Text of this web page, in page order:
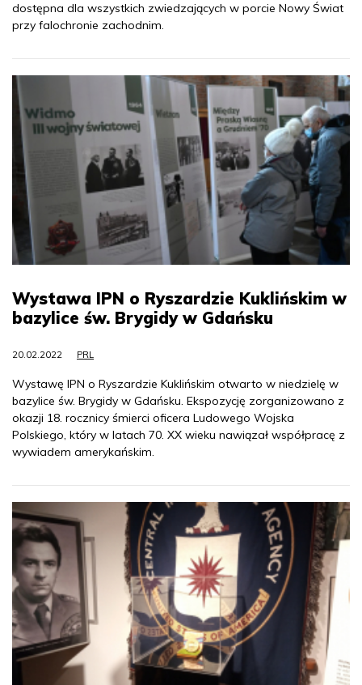
dostępna dla wszystkich zwiedzających w porcie Nowy Świat
przy falochronie zachodnim.
Wystawa IPN o Ryszardzie Kuklińskim w
bazylice św. Brygidy w Gdańsku
20.02.2022 PRL
Wystawę IPN o Ryszardzie Kuklińskim otwarto w niedzielę w
bazylice św. Brygidy w Gdańsku. Ekspozycję zorganizowano z
okazji 18. rocznicy śmierci oficera Ludowego Wojska
Polskiego, który w latach 70. XX wieku nawiązał współpracę z
wywiadem amerykańskim.